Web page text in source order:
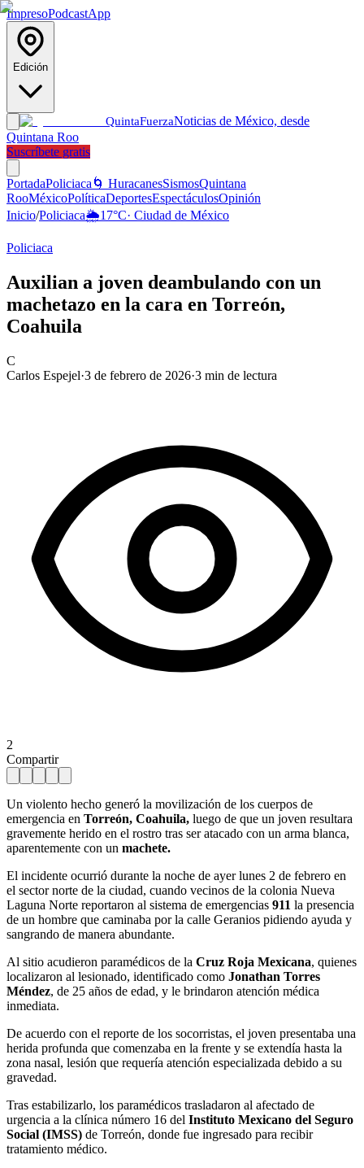
ImpresoPodcastApp
Edición
QuintaFuerzaNoticias de México, desde
Quintana Roo
Suscríbete gratis
PortadaPoliciaca 🌀 HuracanesSismosQuintana
RooMéxicoPolíticaDeportesEspectáculosOpinión
Inicio/Policiaca🌦️17°C· Ciudad de México
Policiaca
Auxilian a joven deambulando con un
machetazo en la cara en Torreón,
Coahuila
C
Carlos Espejel·3 de febrero de 2026·3 min de lectura
2
Compartir
Un violento hecho generó la movilización de los cuerpos de
emergencia en Torreón, Coahuila, luego de que un joven resultara
gravemente herido en el rostro tras ser atacado con un arma blanca,
aparentemente con un machete.
El incidente ocurrió durante la noche de ayer lunes 2 de febrero en
el sector norte de la ciudad, cuando vecinos de la colonia Nueva
Laguna Norte reportaron al sistema de emergencias 911 la presencia
de un hombre que caminaba por la calle Geranios pidiendo ayuda y
sangrando de manera abundante.
Al sitio acudieron paramédicos de la Cruz Roja Mexicana, quienes
localizaron al lesionado, identificado como Jonathan Torres
Méndez, de 25 años de edad, y le brindaron atención médica
inmediata.
De acuerdo con el reporte de los socorristas, el joven presentaba una
herida profunda que comenzaba en la frente y se extendía hasta la
zona nasal, lesión que requería atención especializada debido a su
gravedad.
Tras estabilizarlo, los paramédicos trasladaron al afectado de
urgencia a la clínica número 16 del Instituto Mexicano del Seguro
Social (IMSS) de Torreón, donde fue ingresado para recibir
tratamiento médico.